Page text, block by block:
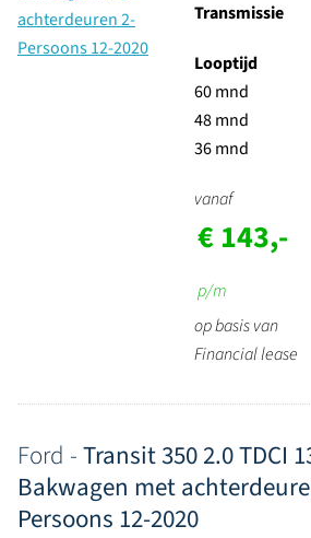
Transmissie
Looptijd
60 mnd
48 mnd
36 mnd
vanaf
€ 143,-
p/m
op basis van
Financial lease
Ford -Transit 350 2.0 TDCI
Bakwagen met
Persoons 12-2020